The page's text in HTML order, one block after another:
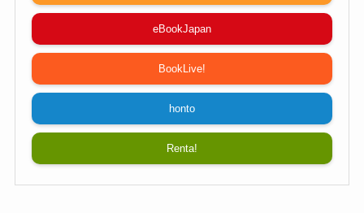
eBookJapan
BookLive!
honto
Renta!